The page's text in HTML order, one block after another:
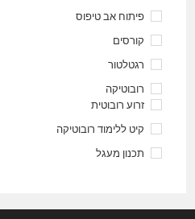
פיתוח אב טיפוס
קורסים
רגטלטור
רובוטיקה
זרוע רובוטית
קיט ללימוד רובוטיקה
תכנון מעגל